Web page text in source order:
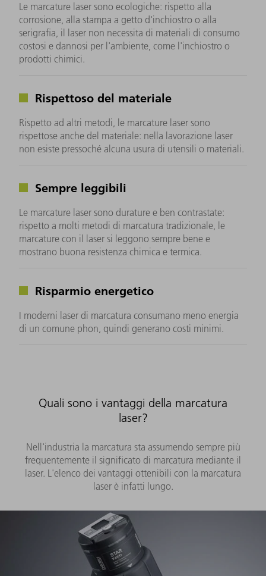
Le marcature laser sono ecologiche: rispetto alla
corrosione, alla stampa a getto d'inchiostro o alla
serigrafia, il laser non necessita di materiali di consumo
costosi e dannosi per l'ambiente, come l'inchiostro o
prodotti chimici.
Rispettoso del materiale
Rispetto ad altri metodi, le marcature laser sono
rispettose anche del materiale: nella lavorazione laser
non esiste pressoché alcuna usura di utensili o materiali.
Sempre leggibili
Le marcature laser sono durature e ben contrastate:
rispetto a molti metodi di marcatura tradizionale, le
marcature con il laser si leggono sempre bene e
mostrano buona resistenza chimica e termica.
Risparmio energetico
I moderni laser di marcatura consumano meno energia
di un comune phon, quindi generano costi minimi.
Quali sono i vantaggi della marcatura
laser?
Nell'industria la marcatura sta assumendo sempre più
frequentemente il significato di marcatura mediante il
laser. L'elenco dei vantaggi ottenibili con la marcatura
laser è infatti lungo.